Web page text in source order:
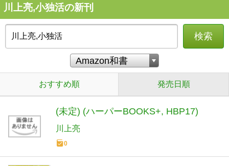
川上亮,小独活の新刊
検索
おすすめ順 発売日順
(未定) (ハーパーBOOKS+, HBP17)
川上亮
0